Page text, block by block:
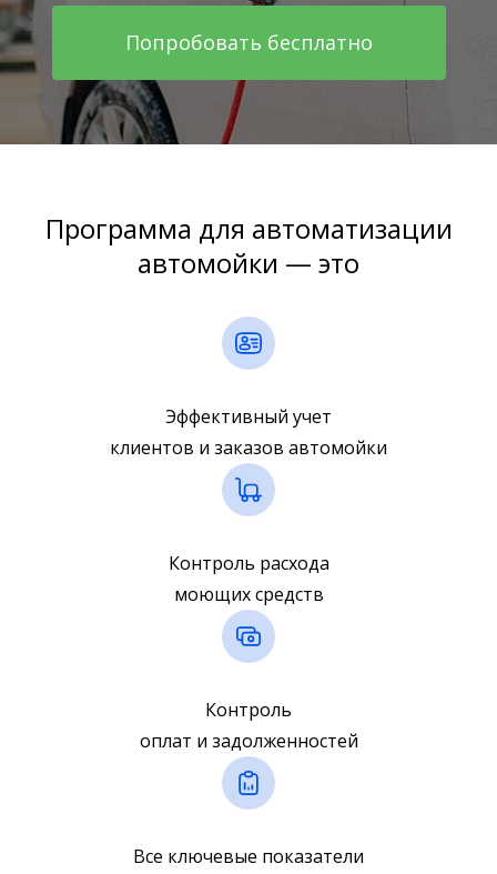
Попробовать бесплатно
Программа для автоматизации
автомойки — это
Эффективный учет
клиентов и заказов автомойки
Контроль расхода
моющих средств
Контроль
оплат и задолженностей
Все ключевые показатели